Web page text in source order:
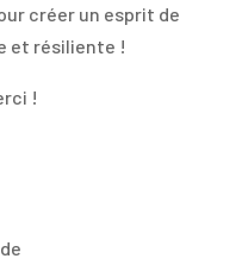
créer un esprit de
et résiliente !
!